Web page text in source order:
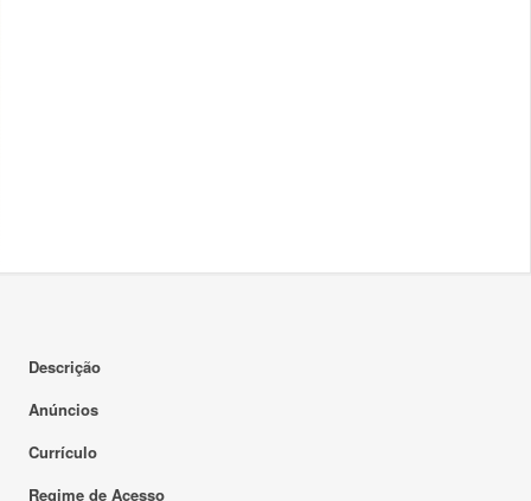
Descrição
Anúncios
Currículo
Regime de Acesso